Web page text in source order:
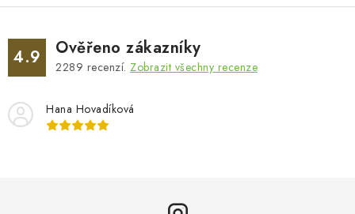
4.9 Ověřeno zákazníky
2289 recenzí. Zobrazit všechny recenze
Hana Hovadíková